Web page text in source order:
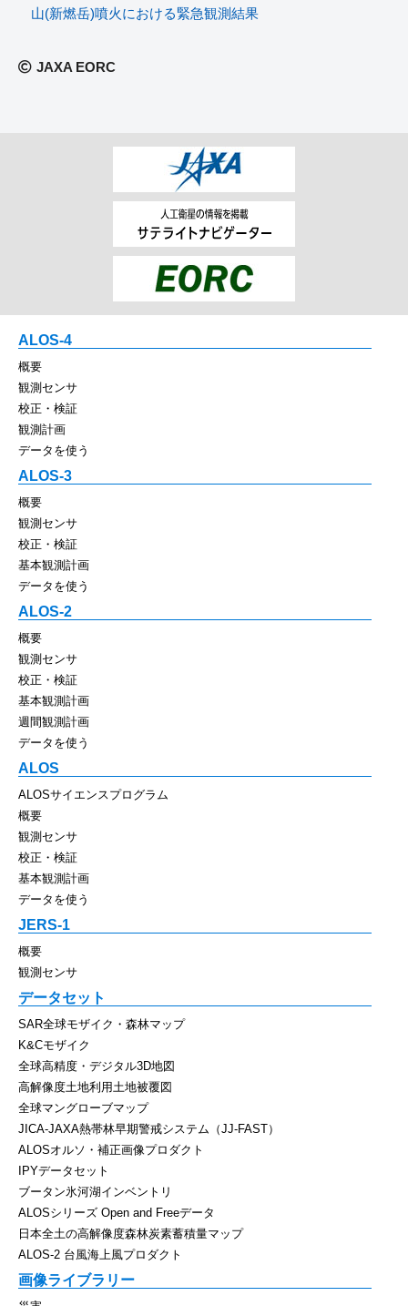
山(新燃岳)噴火における緊急観測結果
JAXA EORC
ALOS-4
概要
観測センサ
校正・検証
観測計画
データを使う
ALOS-3
概要
観測センサ
校正・検証
基本観測計画
データを使う
ALOS-2
概要
観測センサ
校正・検証
基本観測計画
週間観測計画
データを使う
ALOS
ALOSサイエンスプログラム
概要
観測センサ
校正・検証
基本観測計画
データを使う
JERS-1
概要
観測センサ
データセット
SAR全球モザイク・森林マップ
K&Cモザイク
全球高精度・デジタル3D地図
高解像度土地利用土地被覆図
全球マングローブマップ
JICA-JAXA熱帯林早期警戒システム（JJ-FAST）
ALOSオルソ・補正画像プロダクト
IPYデータセット
ブータン氷河湖インベントリ
ALOSシリーズ Open and Freeデータ
日本全土の高解像度森林炭素蓄積量マップ
ALOS-2 台風海上風プロダクト
画像ライブラリー